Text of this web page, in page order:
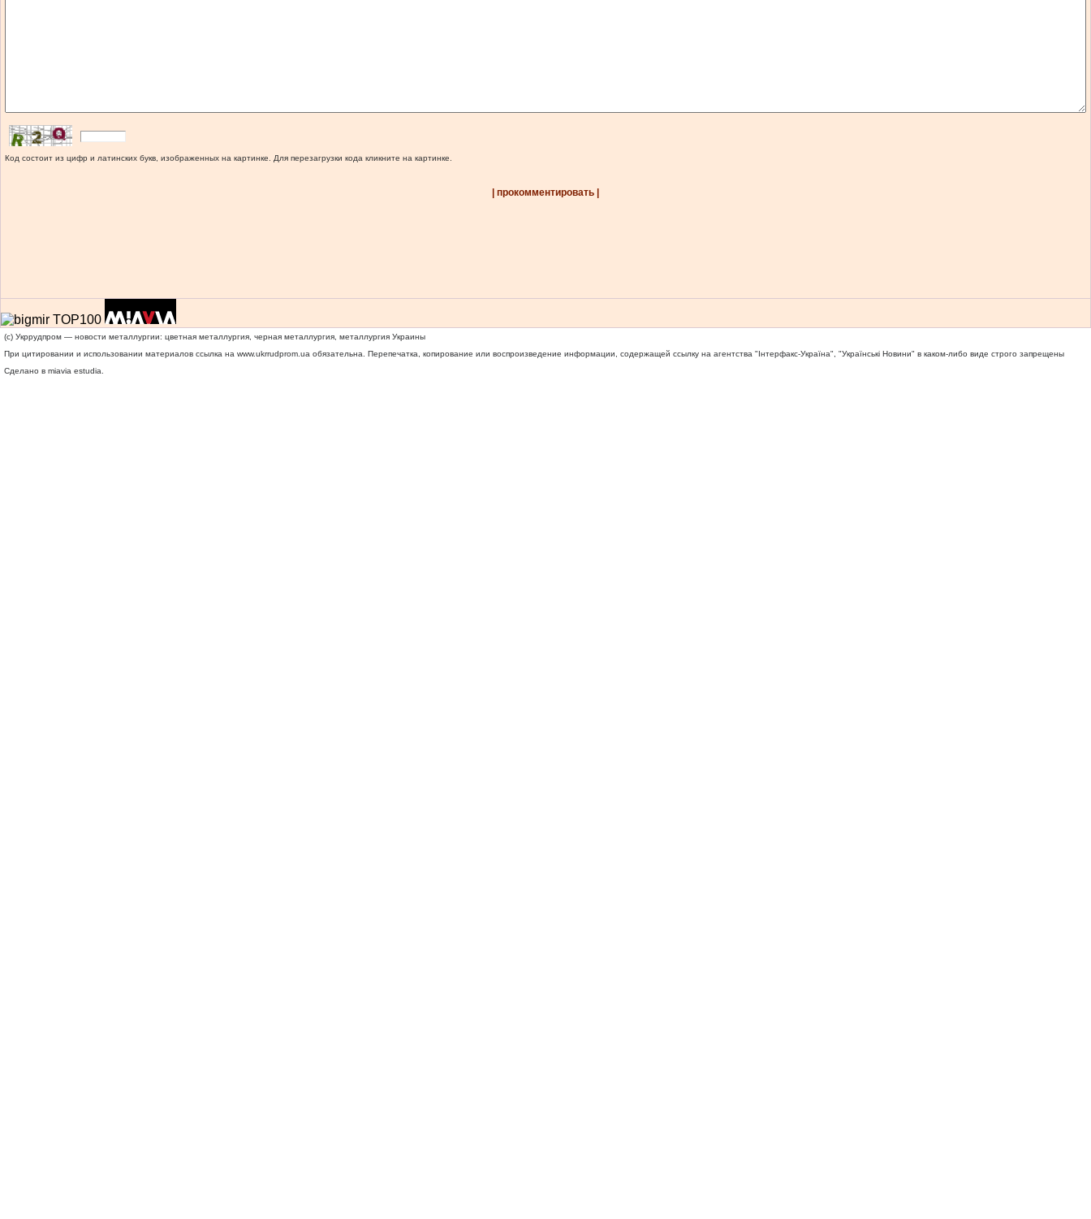
Код состоит из цифр и латинских букв, изображенных на картинке. Для перезагрузки кода кликните на картинке.
| прокомментировать |
(c) Укррудпром — новости металлургии: цветная металлургия, черная металлургия, металлургия Украины
При цитировании и использовании материалов ссылка на www.ukrrudprom.ua обязательна. Перепечатка, копирование или воспроизведение информации, содержащей ссылку на агентства "Iнтерфакс-Україна", "Українськi Новини" в каком-либо виде строго запрещены
Сделано в miavia estudia.